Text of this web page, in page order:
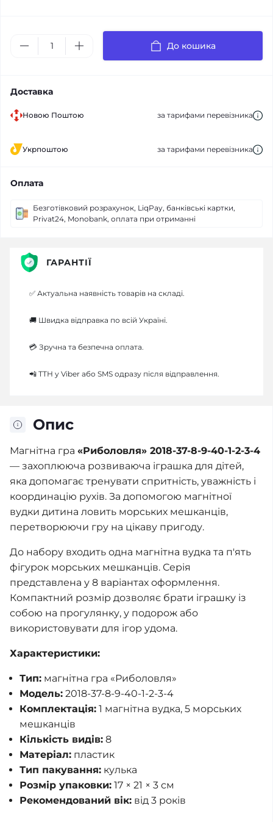
До кошика
Доставка
Новою Поштою за тарифами перевізника
Укрпоштою за тарифами перевізника
Оплата
Безготівковий розрахунок, LiqPay, банківські картки,
Privat24, Monobank, оплата при отриманні
Опис
Магнітна гра «Риболовля» 2018-37-8-9-40-1-2-3-4
— захоплююча розвиваюча іграшка для дітей,
яка допомагає тренувати спритність, уважність і
координацію рухів. За допомогою магнітної
вудки дитина ловить морських мешканців,
перетворюючи гру на цікаву пригоду.
До набору входить одна магнітна вудка та п'ять
фігурок морських мешканців. Серія
представлена у 8 варіантах оформлення.
Компактний розмір дозволяє брати іграшку із
собою на прогулянку, у подорож або
використовувати для ігор удома.
Характеристики:
Тип: магнітна гра «Риболовля»
Модель: 2018-37-8-9-40-1-2-3-4
Комплектація: 1 магнітна вудка, 5 морських
мешканців
Кількість видів: 8
Матеріал: пластик
Тип пакування: кулька
Розмір упаковки: 17 × 21 × 3 см
Рекомендований вік: від 3 років
ГАРАНТІЇ
✅ Актуальна наявність товарів на складі.
🚚 Швидка відправка по всій Україні.
💳 Зручна та безпечна оплата.
📲 ТТН у Viber або SMS одразу після відправлення.